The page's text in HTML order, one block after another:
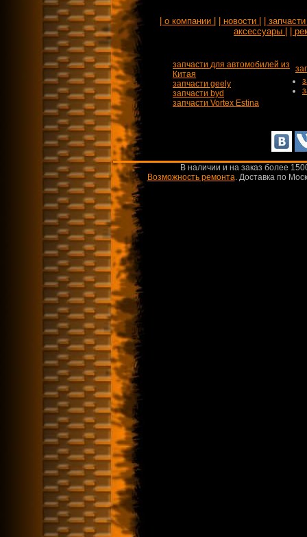
| о компании | | новости |
|
аксессуары |
|
запчасти для автомобилей из
Китая
запчасти geely
запчасти byd
запчасти Vortex Estina
В наличии и на заказ более
Возможность ремонта.Доставка по